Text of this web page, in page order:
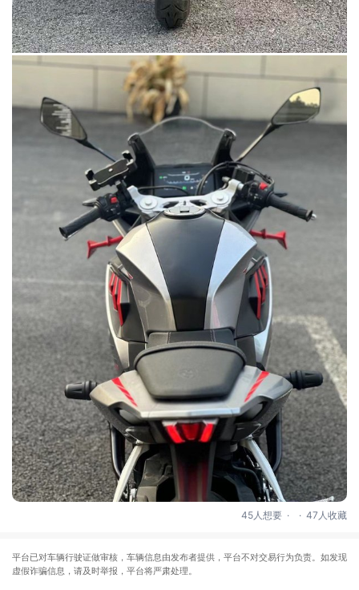
45人想要 . . 47人收藏
平台已对车辆行驶证做审核，车辆信息由发布者提供，平台不对交易行为负责。如发现
虚假诈骗信息，请及时举报，平台将严肃处理。